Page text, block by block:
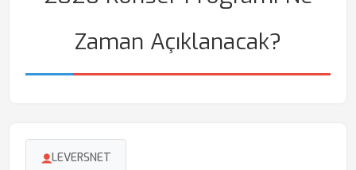
Zaman Açıklanacak?
LEVERSNET